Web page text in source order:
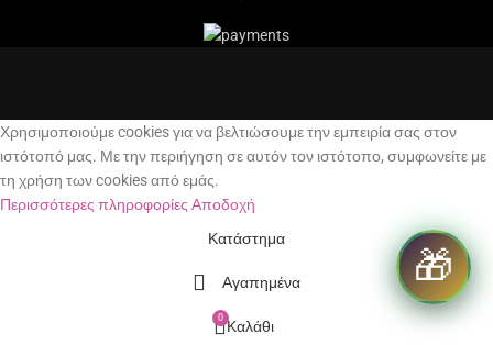
Χρησιμοποιούμε cookies για να βελτιώσουμε την εμπειρία σας στον
ιστότοπό μας. Με την περιήγηση σε αυτόν τον ιστότοπο, συμφωνείτε με
τη χρήση των cookies από εμάς.
Περισσότερες πληροφορίες Αποδοχή
Κατάστημα
Αγαπημένα
0 Καλάθι
🎁